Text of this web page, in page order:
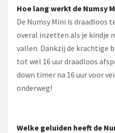
Hoe lang werkt de Numsy
De Numsy Mini is draadloos
overal inzetten als je kindje
vallen. Dankzij de krachtige
tot wel 16 uur draadloos
down timer na 16 uur voor
onderweg!
Welke geluiden heeft de